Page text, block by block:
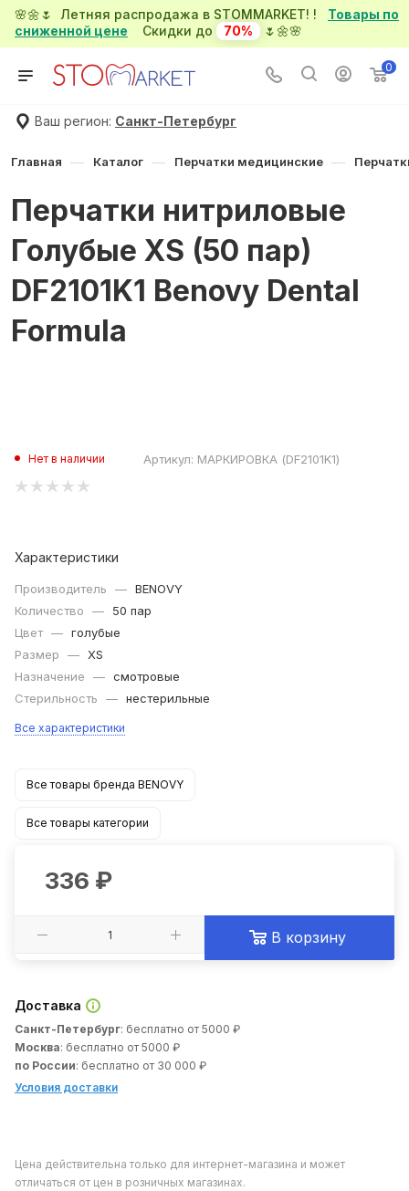
🌸🌼🌷 Летняя распродажа в STOMMARKET! ! Товары по
сниженной цене Скидки до 70% 🌷🌼🌸
0
Ваш регион: Санкт-Петербург
Главная — Каталог — Перчатки медицинские —
Перчатки нитриловые
Голубые XS (50 пар)
DF2101K1 Benovy Dental
Formula
Нет в наличии Артикул: МАРКИРОВКА (DF2101K1)
Характеристики
Производитель — BENOVY
Количество
—
50 пар
Цвет — голубые
Размер
— XS
Назначение
— смотровые
Стерильность
— нестерильные
Все характеристики
Все товары бренда BENOVY
Все товары категории
336 ₽
В корзину
Доставка
Санкт-Петербург: бесплатно от 5000 ₽
Москва: бесплатно от 5000 ₽
по России: бесплатно от 30 000 ₽
Условия доставки
Цена действительна только для интернет-магазина и может
отличаться от цен в розничных магазинах.